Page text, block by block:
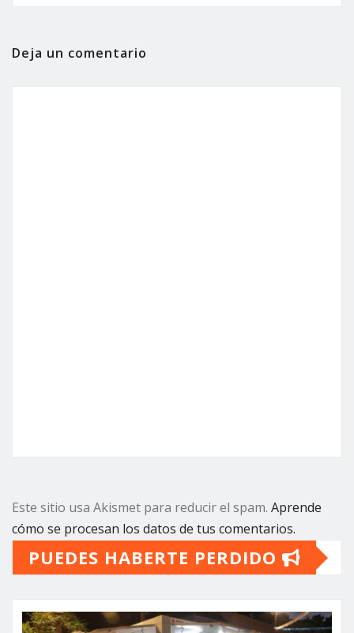
Deja un comentario
Este sitio usa Akismet para reducir el spam. Aprende
cómo se procesan los datos de tus comentarios.
PUEDES HABERTE PERDIDO